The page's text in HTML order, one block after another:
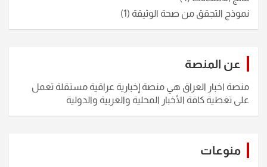
نموذج التجقق من صحة الوثيقة (1)
عن المنصة
منصة اخبار العراق هي منصة إخبارية عراقية مستقلة تعمل
على تغطية كافة الأخبار المحلية والعربية والدولية
منوعات